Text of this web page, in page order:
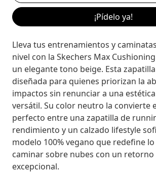
¡Pídelo ya!
Lleva tus entrenamientos y
nivel con la Skechers Max
un elegante tono beige. Esta
diseñada para quienes priorizan la
impactos sin renunciar a una
versátil. Su color neutro la convierte
perfecto entre una zapatilla de
rendimiento y un calzado lifestyle
modelo 100% vegano que redefine
caminar sobre nubes con un retorno
excepcional.